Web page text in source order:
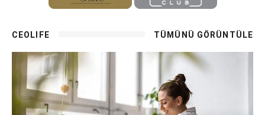
CEOLIFE TÜMÜNÜ GÖRÜNTÜLE